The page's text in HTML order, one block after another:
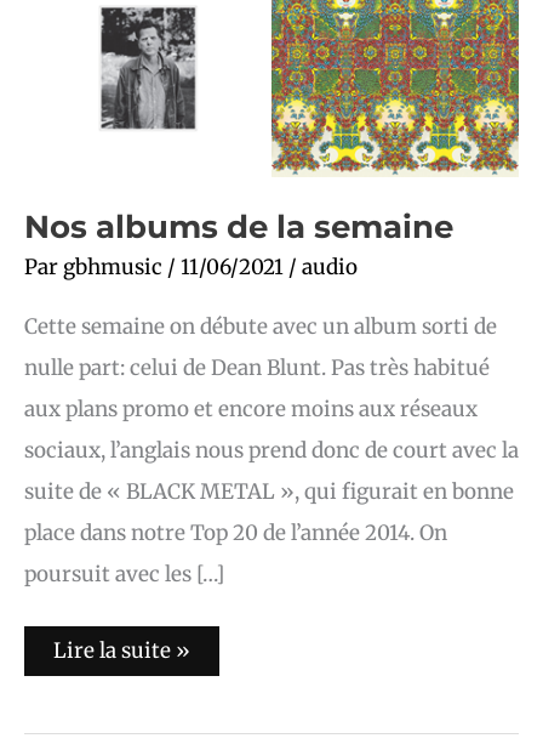
Nos albums de la semaine
Par gbhmusic / 11/06/2021 / audio
Cette semaine on débute avec un album sorti de
nulle part: celui de Dean Blunt. Pas très habitué
aux plans promo et encore moins aux réseaux
sociaux, l’anglais nous prend donc de court avec la
suite de « BLACK METAL », qui figurait en bonne
place dans notre Top 20 de l’année 2014. On
poursuit avec les […]
Lire la suite »